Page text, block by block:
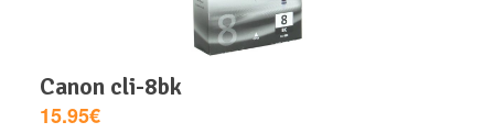
canon cli-8bk
15.95€